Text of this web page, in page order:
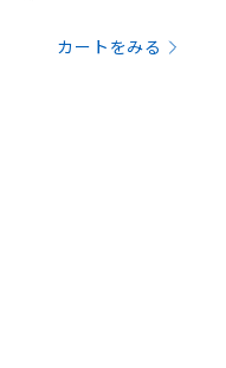
カートをみる